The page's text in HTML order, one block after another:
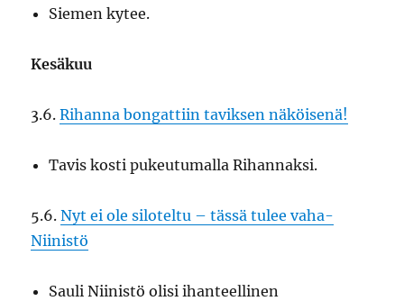
Siemen kytee.
Kesäkuu
3.6.Rihanna bongattiin taviksen näköisenä!
Tavis kosti pukeutumalla Rihannaksi.
5.6.Nyt ei ole siloteltu – tässä tulee vaha-
Niinistö
Sauli Niinistö olisi ihanteellinen